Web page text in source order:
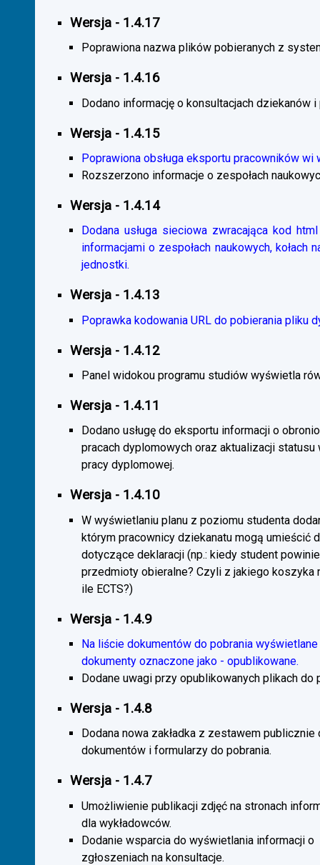
Wersja - 1.4.17
Poprawiona nazwa plików pobieranych z
Wersja - 1.4.16
Dodano informację o konsultacjach dziekanów
Wersja - 1.4.15
Poprawiona obsługa eksportu pracowników wi
Rozszerzono informacje o zespołach
Wersja - 1.4.14
Dodana usługa sieciowa zwracająca kod
informacjami o zespołach naukowych,
jednostki.
Wersja - 1.4.13
Poprawka kodowania URL do pobierania pliku
Wersja - 1.4.12
Panel widokou programu studiów wyświetla
Wersja - 1.4.11
Dodano usługę do eksportu informacji o
pracach dyplomowych oraz aktualizacji
pracy dyplomowej.
Wersja - 1.4.10
W wyświetlaniu planu z poziomu studenta
którym pracownicy dziekanatu mogą umieścić
dotyczące deklaracji (np.: kiedy student
przedmioty obieralne? Czyli z jakiego koszyka
ile ECTS?)
Wersja - 1.4.9
Na liście dokumentów do pobrania
dokumenty oznaczone jako - opublikowane.
Dodane uwagi przy opublikowanych plikach do
Wersja - 1.4.8
Dodana nowa zakładka z zestawem publicznie
dokumentów i formularzy do pobrania.
Wersja - 1.4.7
Umożliwienie publikacji zdjęć na stronach
dla wykładowców.
Dodanie wsparcia do wyświetlania informacji o
zgłoszeniach na konsultacje.